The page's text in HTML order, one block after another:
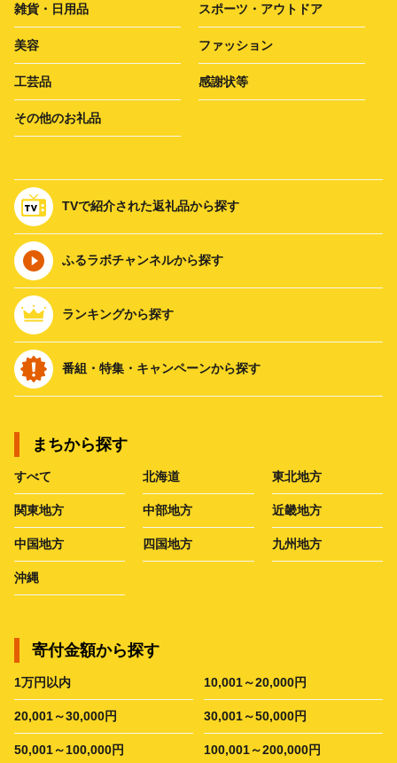
雑貨・日用品 スポーツ・アウトドア
美容 ファッション
工芸品 感謝状等
その他のお礼品
TVで紹介された返礼品から探す
ふるラボチャンネルから探す
ランキングから探す
番組・特集・キャンペーンから探す
まちから探す
すべて 北海道 東北地方
関東地方 中部地方 近畿地方
中国地方 四国地方 九州地方
沖縄
寄付金額から探す
1万円以内 10,001～20,000円
20,001～30,000円 30,001～50,000円
50,001～100,000円 100,001～200,000円